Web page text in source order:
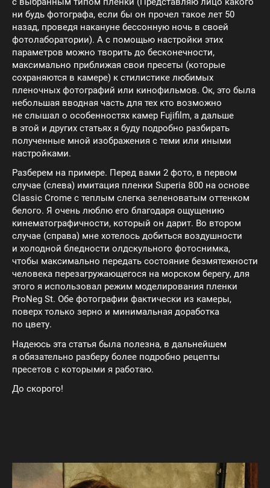
ни будь фотографа, если бы он прочел такое лет 50
назад, проведя накануне бессонную ночь в своей
фотолаборатории). А с помощью настройки этих
параметров можно творить до бесконечности,
максимально приближая свои пресеты (которые
сохраняются в камере) к стилистике любимых
пленочных фотографий или кинофильмов. Ок, это была
небольшая вводная часть для тех кто возможно
не слышал о особенностях камер Fujifilm, а дальше
в этой и других статьях я буду подробно разбирать
полученные мной изображения с теми или иными
настройками.
Разберем на примере. Перед вами 2 фото, в первом
случае (слева) имитация пленки Superia 800 на основе
Classic Crome с теплым слегка зеленоватым оттенком
белого. Я очень люблю его благодаря ощущению
кинематографичности, который он дарит. Во втором
случае (справа) мне хотелось добиться воздушности
и холодной бледности олдскульного фотоснимка,
чтобы максимально передать состояние безмятежности
человека перезагружающегося на морском берегу, для
этого я использовал режим моделирования пленки
ProNeg St. Обе фотографии фактически из камеры,
поверх только зерно и минимальная доработка
по цвету.
Надеюсь эта статья была полезна, в дальнейшем
я обязательно разберу более подробно рецепты
пресетов с которыми я работаю.
До скорого!